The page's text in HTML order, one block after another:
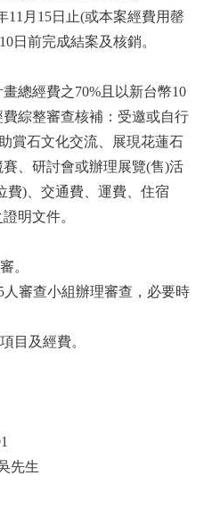
11月15日止(或本案經費用罄
日前完成結案及核銷。
總經費之70%且以新台幣10
綜整審查核補：受邀或自行
賞石文化交流、展現花蓮石
、研討會或辦理展覽(售)活
費)、交通費、運費、住宿
明文件。
。
人審查小組辦理審查，必要時
目及經費。
先生